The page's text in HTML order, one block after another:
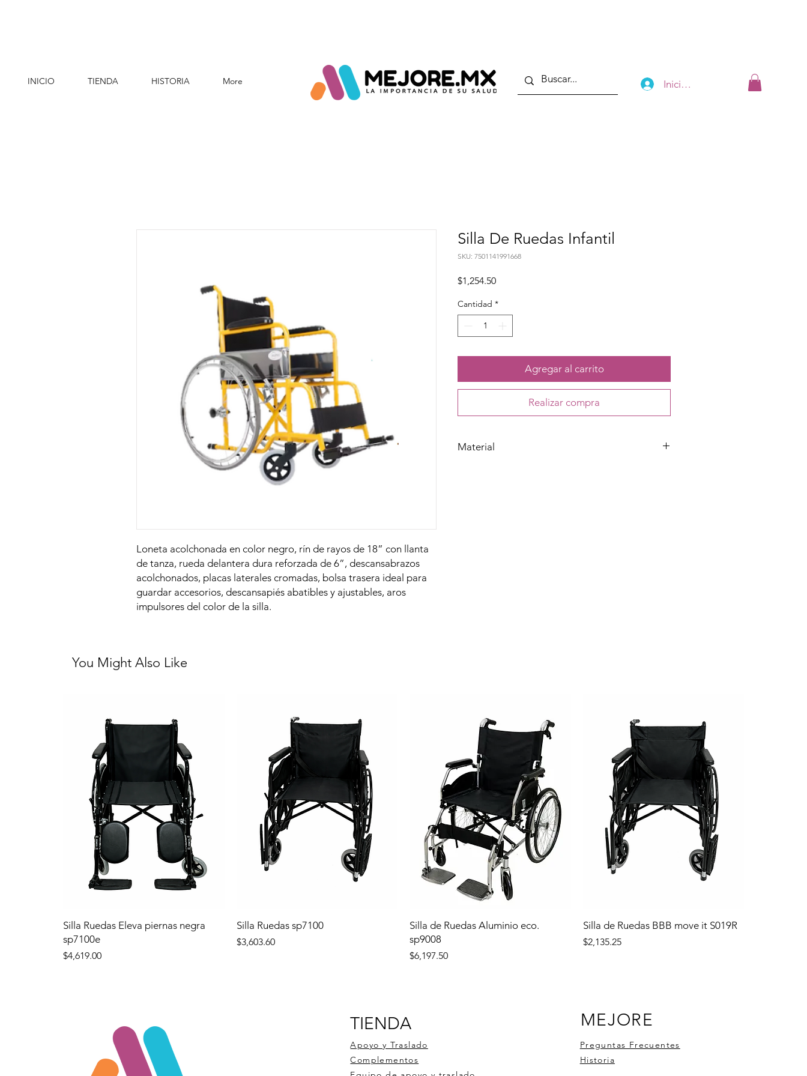
INICIO TIENDA HISTORIA More Iniciar sesión
Loneta acolchonada en color negro, rín de rayos de 18” con llanta
de tanza, rueda delantera dura reforzada de 6”, descansabrazos
acolchonados, placas laterales cromadas, bolsa trasera ideal para
guardar accesorios, descansapiés abatibles y ajustables, aros
impulsores del color de la silla.
Silla De Ruedas Infantil
SKU: 7501141991668
$1,254.50Precio
Cantidad *
Agregar al carrito
Realizar compra
Material
You Might Also Like
Silla Ruedas Eleva piernas negra
sp7100e
Precio
$4,619.00
Silla Ruedas sp7100
Precio
$3,603.60
Silla de Ruedas Aluminio eco.
sp9008
Precio
$6,197.50
Silla de Ruedas BBB move it S019R
Precio
$2,135.25
TIENDA
Apoyo y Traslado
Complementos
MEJORE
Preguntas Frecuentes
Historia